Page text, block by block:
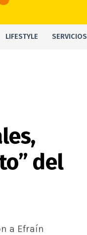
LIFESTYLE SERVICIOS
del
a Efraín